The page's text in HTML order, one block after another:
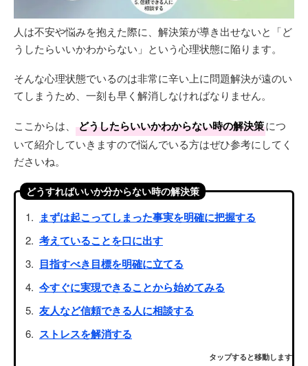
人は不安や悩みを抱えた際に、解決策が導き出せないと「ど
うしたらいいかわからない」という心理状態に陥ります。
そんな心理状態でいるのは非常に辛い上に問題解決が遠のい
てしまうため、一刻も早く解消しなければなりません。
ここからは、 どうしたらいいかわからない時の解決策につ
いて紹介していきますので悩んでいる方はぜひ参考にしてく
ださいね。
どうすればいいか分からない時の解決策
まずは起こってしまった事実を明確に把握する
考えていることを口に出す
目指すべき目標を明確に立てる
今すぐに実現できることから始めてみる
友人など信頼できる人に相談する
ストレスを解消する
タップすると移動します